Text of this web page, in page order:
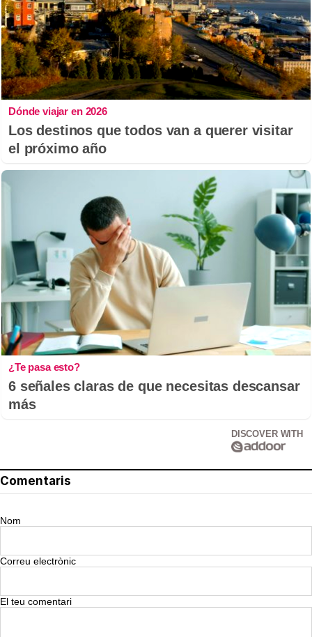
Dónde viajar en 2026
Los destinos que todos van a querer visitar
el próximo año
¿Te pasa esto?
6 señales claras de que necesitas descansar
más
DISCOVER WITH
Comentaris
Nom
Correu electrònic
El teu comentari